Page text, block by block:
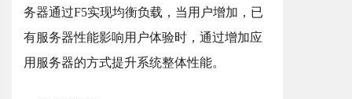
务器通过F5实现均衡负载，当用户增加，已
有服务器性能影响用户体验时，通过增加应
用服务器的方式提升系统整体性能。